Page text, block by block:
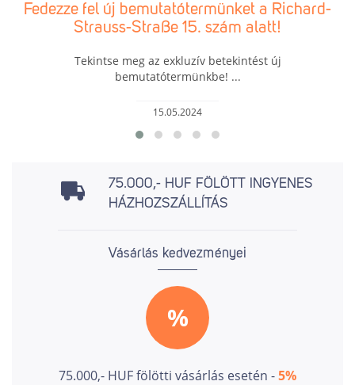
Fedezze fel új bemutatótermünket a Richard-
Strauss-Straße 15. szám alatt!
Tekintse meg az exkluzív betekintést új
bemutatótermünkbe! ...
15.05.2024
75.000,- HUF FÖLÖTT INGYENES
HÁZHOZSZÁLLÍTÁS
Vásárlás kedvezményei
%
75.000,- HUF fölötti vásárlás esetén -5%